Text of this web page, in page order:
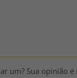
um? Sua opinião